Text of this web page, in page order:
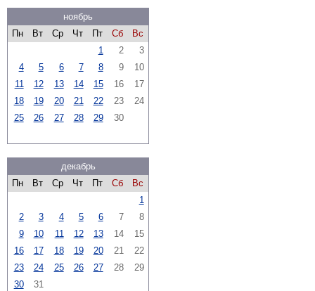
ноябрь
Пн
Вт Ср Чт Пт Сб
Вс
1
2
3
4
5 6 7 8 9
10
11
12 13 14 15 16
17
18
19 20 21 22 23
24
25
26 27 28 29 30
декабрь
Пн
Вт Ср Чт Пт Сб
Вс
1
2
3 4 5 6 7
8
9
10 11 12 13 14
15
16
17 18 19 20 21
22
23
24 25 26 27 28
29
30
31